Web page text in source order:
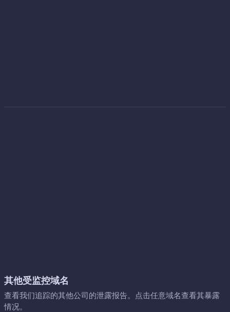
其他受监控域名
查看我们追踪的其他公司的泄露报告。点击任意域名查看其暴露
情况。